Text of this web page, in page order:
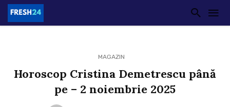
MAGAZIN
Horoscop Cristina Demetrescu până
pe – 2 noiembrie 2025